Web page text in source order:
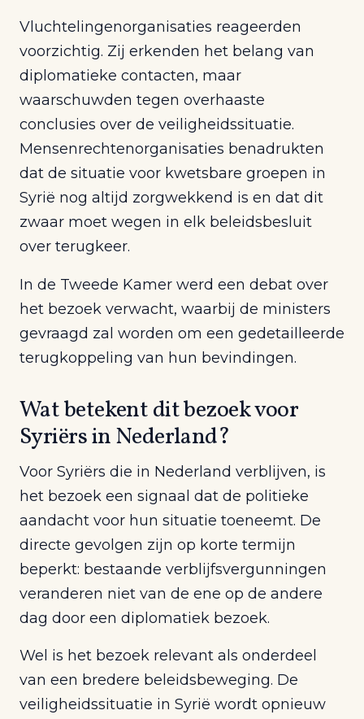
Vluchtelingenorganisaties reageerden
voorzichtig. Zij erkenden het belang van
diplomatieke contacten, maar
waarschuwden tegen overhaaste
conclusies over de veiligheidssituatie.
Mensenrechtenorganisaties benadrukten
dat de situatie voor kwetsbare groepen in
Syrië nog altijd zorgwekkend is en dat dit
zwaar moet wegen in elk beleidsbesluit
over terugkeer.
In de Tweede Kamer werd een debat over
het bezoek verwacht, waarbij de ministers
gevraagd zal worden om een gedetailleerde
terugkoppeling van hun bevindingen.
Wat betekent dit bezoek voor
Syriërs in Nederland?
Voor Syriërs die in Nederland verblijven, is
het bezoek een signaal dat de politieke
aandacht voor hun situatie toeneemt. De
directe gevolgen zijn op korte termijn
beperkt: bestaande verblijfsvergunningen
veranderen niet van de ene op de andere
dag door een diplomatiek bezoek.
Wel is het bezoek relevant als onderdeel
van een bredere beleidsbeweging. De
veiligheidssituatie in Syrië wordt opnieuw